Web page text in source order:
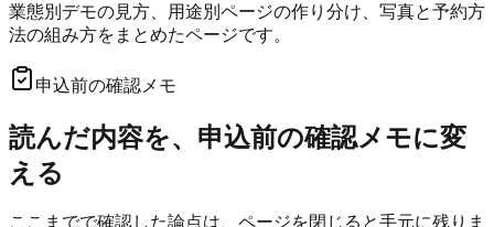
業態別デモの見方、用途別ページの作り分け、写真と予約方
法の組み方をまとめたページです。
申込前の確認メモ
読んだ内容を、申込前の確認メモに変
える
ここまでで確認した論点は、ページを閉じると手元に残りま